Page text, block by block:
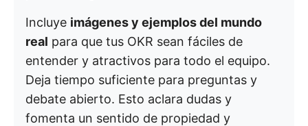
Incluye imágenes y ejemplos del mundo
real para que tus OKR sean fáciles de
entender y atractivos para todo el equipo.
Deja tiempo suficiente para preguntas y
debate abierto. Esto aclara dudas y
fomenta un sentido de propiedad y